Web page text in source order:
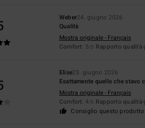
Weber24. giugno 2026
Qualità
Mostra originale - Français
Comfort: 5/5 Rapporto
Elise23. giugno 2026
Esattamente quello che stavo
Mostra originale - Français
Comfort: 4/5 Rapporto
Consiglio questo prodotto